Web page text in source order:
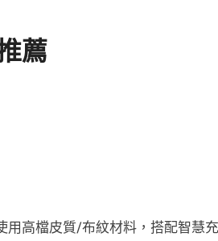
薦
高檔皮質/布紋材料，搭配智慧